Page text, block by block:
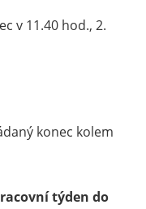
v 11.40 hod., 2.
konec kolem
týden do